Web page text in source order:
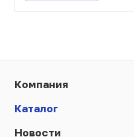
Компания
Каталог
Новости